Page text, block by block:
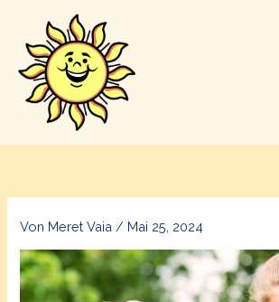
springen
Von Meret Vaia / Mai 25, 2024